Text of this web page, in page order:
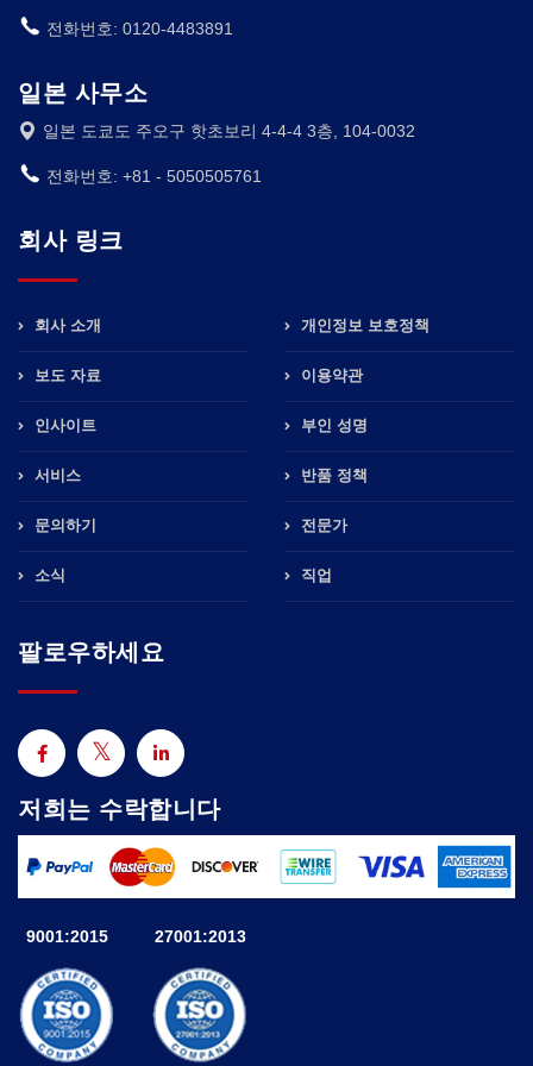
전화번호: 0120-4483891
일본 사무소
일본 도쿄도 주오구 핫초보리 4-4-4 3층, 104-0032
전화번호: +81 - 5050505761
회사 링크
회사 소개
보도 자료
인사이트
서비스
문의하기
소식
개인정보 보호정책
이용약관
부인 성명
반품 정책
전문가
직업
팔로우하세요
저희는 수락합니다
9001:2015 27001:2013